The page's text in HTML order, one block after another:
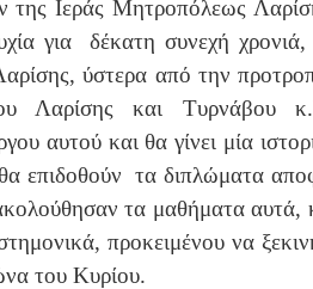
της Ιεράς Μητροπόλεως
για δέκατη συνεχή
ύστερα από την
Λαρίσης και Τυρνάβου
αυτού και θα γίνει μία
επιδοθούν τα διπλώματα
τα μαθήματα αυτά,
προκειμένου να
του Κυρίου.